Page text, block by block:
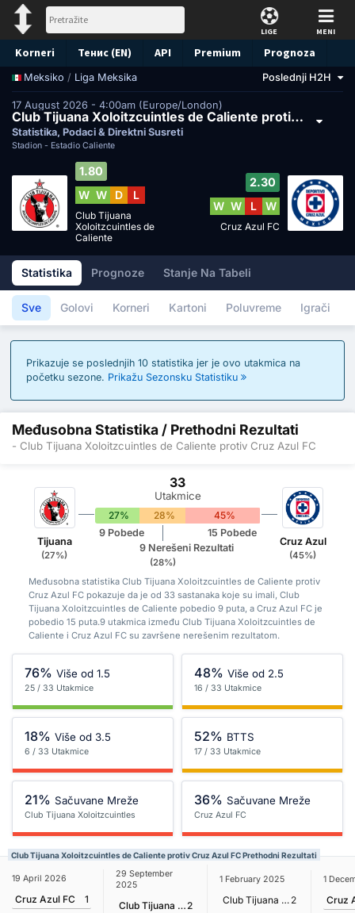
LIGE MENI
Korneri Тенис (EN) API Premium Prognoza
Meksiko / Liga Meksika Poslednji H2H
17 August 2026 - 4:00am (Europe/London)
Club Tijuana Xoloitzcuintles de Caliente protiv Cruz Azul FC
Statistika, Podaci & Direktni Susreti
Stadion - Estadio Caliente
1.80
W W D L
Club Tijuana
Xoloitzcuintles de
Caliente
2.30
W W L W
Cruz Azul FC
Statistika Prognoze Stanje Na Tabeli
Sve Golovi Korneri Kartoni Poluvreme Igrači
Prikazuje se poslednjih 10 statistika jer je ovo utakmica na
početku sezone. Prikažu Sezonsku Statistiku
Međusobna Statistika / Prethodni Rezultati
- Club Tijuana Xoloitzcuintles de Caliente protiv Cruz Azul FC
Tijuana
(27%)
33
Utakmice
27% 28%
45%
9 Pobede
9 Nerešeni Rezultati
(28%)
15 Pobede
Cruz Azul
(45%)
Međusobna statistika Club Tijuana Xoloitzcuintles de Caliente protiv
Cruz Azul FC pokazuje da je od 33 sastanaka koje su imali, Club
Tijuana Xoloitzcuintles de Caliente pobedio 9 puta, a Cruz Azul FC je
pobedio 15 puta.9 utakmica između Club Tijuana Xoloitzcuintles de
Caliente i Cruz Azul FC su završene nerešenim rezultatom.
76% Više od 1.5
25 / 33 Utakmice
48% Više od 2.5
16 / 33 Utakmice
18% Više od 3.5
6 / 33 Utakmice
52% BTTS
17 / 33 Utakmice
21% Sačuvane Mreže
Club Tijuana Xoloitzcuintles
36% Sačuvane Mreže
Cruz Azul FC
Club Tijuana Xoloitzcuintles de Caliente protiv Cruz Azul FC Prethodni Rezultati
19 April 2026
Cruz Azul FC
1
29 September
2025
Club Tijuana Xoloitzcuintles de Caliente 2
1 February 2025
Club Tijuana Xoloitzcuintles de Caliente 2
1
Cruz